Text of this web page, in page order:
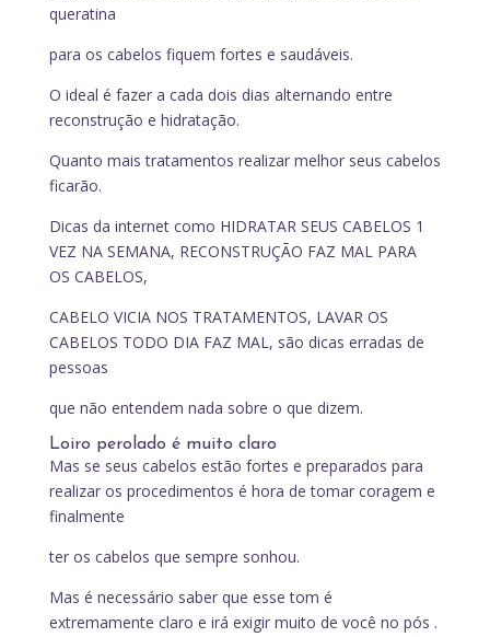
queratina
para os cabelos fiquem fortes e saudáveis.
O ideal é fazer a cada dois dias alternando entre
reconstrução e hidratação.
Quanto mais tratamentos realizar melhor seus cabelos
ficarão.
Dicas da internet como HIDRATAR SEUS CABELOS 1
VEZ NA SEMANA, RECONSTRUÇÃO FAZ MAL PARA
OS CABELOS,
CABELO VICIA NOS TRATAMENTOS, LAVAR OS
CABELOS TODO DIA FAZ MAL, são dicas erradas de
pessoas
que não entendem nada sobre o que dizem.
Loiro perolado é muito claro
Mas se seus cabelos estão fortes e preparados para
realizar os procedimentos é hora de tomar coragem e
finalmente
ter os cabelos que sempre sonhou.
Mas é necessário saber que esse tom é
extremamente claro e irá exigir muito de você no pós .